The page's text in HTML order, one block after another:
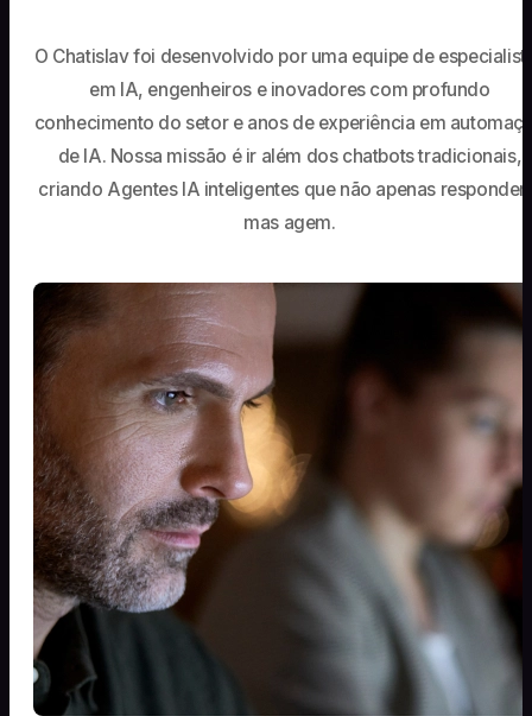
O Chatislav foi desenvolvido por uma equipe de
em IA, engenheiros e inovadores com profundo
conhecimento do setor e anos de experiência em
de IA. Nossa missão é ir além dos chatbots tradicionais,
criando Agentes IA inteligentes que não apenas
mas agem.